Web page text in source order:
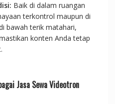
Baik di dalam ruangan
terkontrol maupun di
bawah terik matahari,
konten Anda tetap
Jasa Sewa Videotron